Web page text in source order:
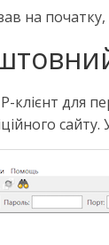
на
клієнт для
сайту.